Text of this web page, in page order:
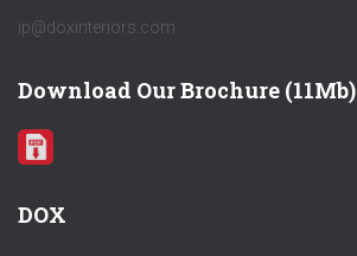
ip@doxinteriors.com
Download Our Brochure (11Mb)
DOX